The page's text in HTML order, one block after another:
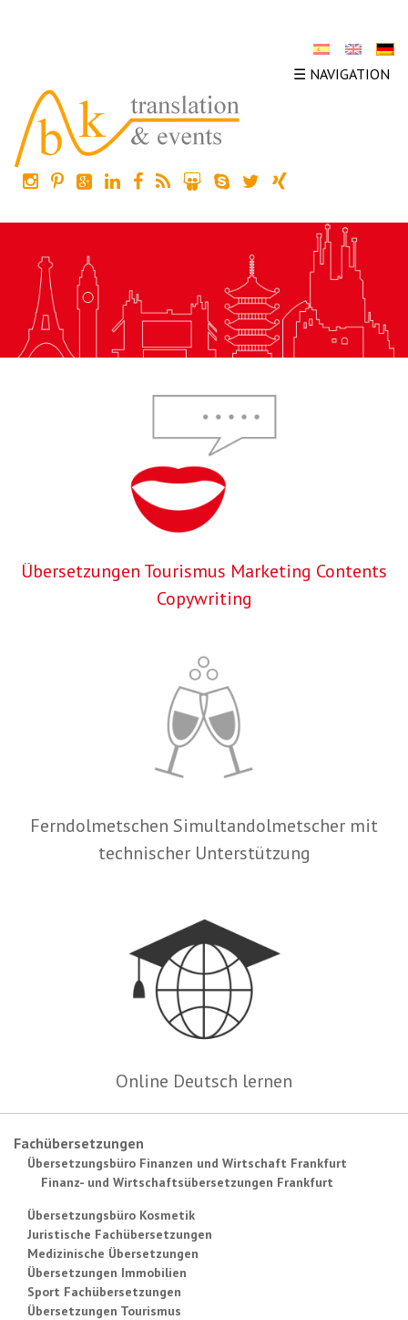
☰ NAVIGATION
Übersetzungen Tourismus Marketing Contents
Copywriting
Ferndolmetschen Simultandolmetscher mit
technischer Unterstützung
Online Deutsch lernen
Fachübersetzungen
Übersetzungsbüro Finanzen und Wirtschaft Frankfurt
Finanz- und Wirtschaftsübersetzungen Frankfurt
Übersetzungsbüro Kosmetik
Juristische Fachübersetzungen
Medizinische Übersetzungen
Übersetzungen Immobilien
Sport Fachübersetzungen
Übersetzungen Tourismus